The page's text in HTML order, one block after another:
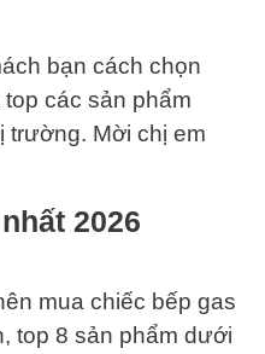
bạn cách chọn
các sản phẩm
trường. Mời chị em
2026
mua chiếc bếp gas
top 8 sản phẩm dưới